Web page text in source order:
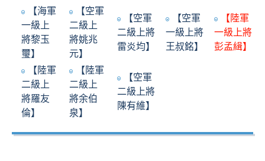
【海軍
一級上
將黎玉
璽】
【空軍
二級上
將姚兆
元】
【空軍
二級上將
雷炎均】
【空軍
一級上將
王叔銘】
【陸軍
一級上將
彭孟緝】
【陸軍
二級上
將羅友
倫】
【陸軍
二級上
將余伯
泉】
【空軍
二級上將
陳有維】